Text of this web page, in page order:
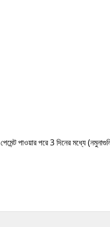
পেমেন্ট পাওয়ার পরে 3 দিনের মধ্যে